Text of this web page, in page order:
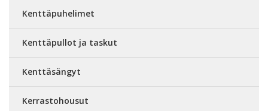
Kenttäpuhelimet
Kenttäpullot ja taskut
Kenttäsängyt
Kerrastohousut